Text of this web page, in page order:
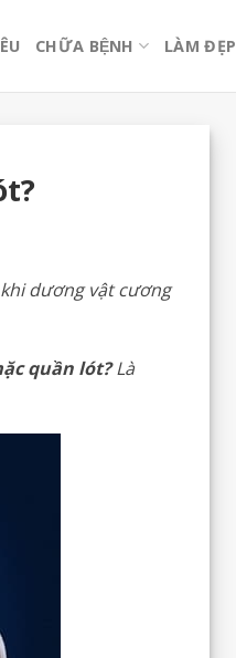
CHỮA BỆNH LÀM ĐẸP
dương vật cương
quần lót?Là